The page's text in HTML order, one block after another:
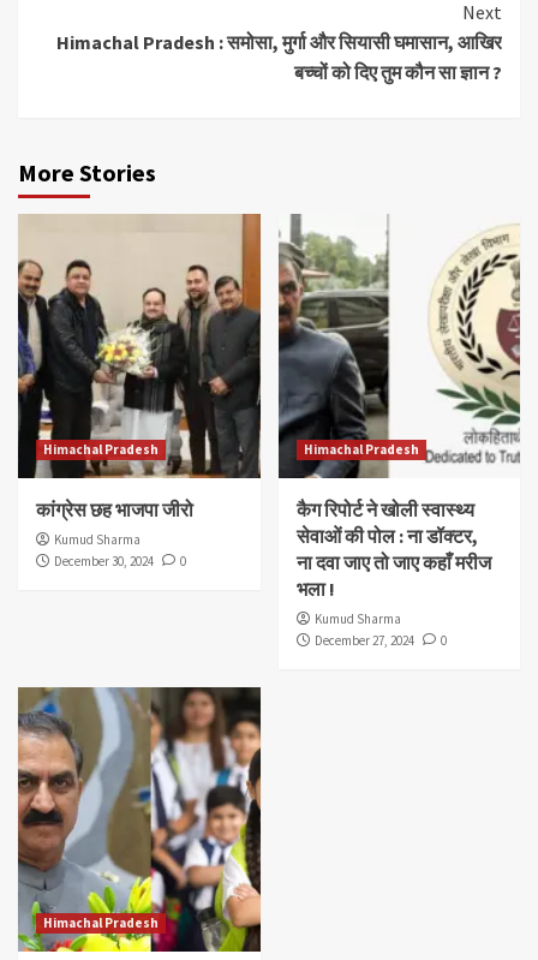
Next
Himachal Pradesh : समोसा, मुर्गा और सियासी घमासान, आखिर
बच्चों को दिए तुम कौन सा ज्ञान ?
More Stories
Himachal Pradesh
कांग्रेस छह भाजपा जीरो
Kumud Sharma
December 30, 2024
0
Himachal Pradesh
कैग रिपोर्ट ने खोली स्वास्थ्य
सेवाओं की पोल : ना डॉक्टर,
ना दवा जाए तो जाए कहाँ मरीज
भला !
Kumud Sharma
December 27, 2024
0
Himachal Pradesh